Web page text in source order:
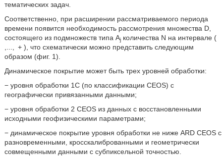
тематических задач.
Соответственно, при расширении рассматриваемого периода
времени появится необходимость рассмотрения множества D,
состоящего из подмножеств типа Аjколичества N на интервале (
+ ), что схематически можно представить следующим
образом (фиг. 1).
Динамическое покрытие может быть трех уровней обработки:
− уровня обработки 1C (по классификации CEOS) с
географически привязанными данными;
− уровня обработки 2 CEOS из данных с восстановленными
исходными геофизическими параметрами;
− динамическое покрытие уровня обработки не ниже ARD CEOS с
разновременными, кросскалиброванными и геометрически
совмещенными данными с субпиксельной точностью.